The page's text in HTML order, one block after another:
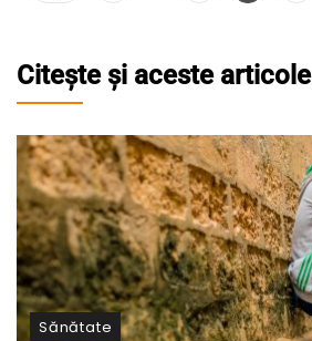
Citește și aceste articole
Sănătate